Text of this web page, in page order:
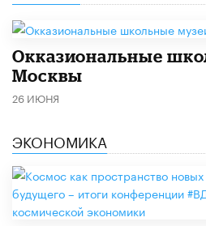
​Окказиональные
Москвы
26 ИЮНЯ
ЭКОНОМИКА